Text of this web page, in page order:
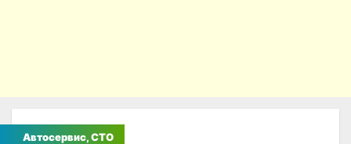
Автосервис, СТО